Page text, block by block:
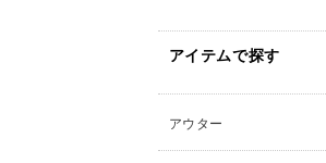
アイテムで探す
アウター